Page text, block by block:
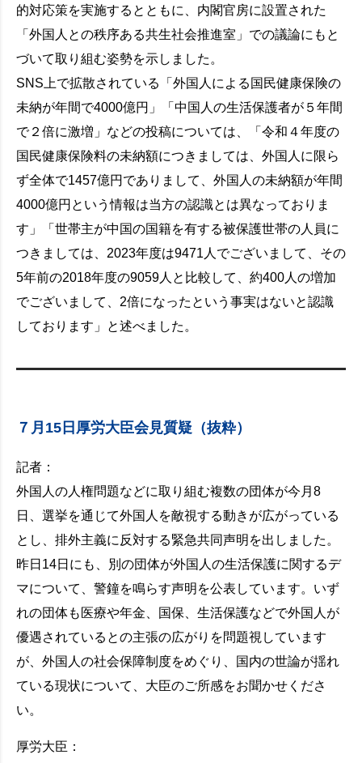
的対応策を実施するとともに、内閣官房に設置された
「外国人との秩序ある共生社会推進室」での議論にもと
づいて取り組む姿勢を示しました。
SNS上で拡散されている「外国人による国民健康保険の
未納が年間で4000億円」「中国人の生活保護者が５年間
で２倍に激増」などの投稿については、「令和４年度の
国民健康保険料の未納額につきましては、外国人に限ら
ず全体で1457億円でありまして、外国人の未納額が年間
4000億円という情報は当方の認識とは異なっておりま
す」「世帯主が中国の国籍を有する被保護世帯の人員に
つきましては、2023年度は9471人でございまして、その
5年前の2018年度の9059人と比較して、約400人の増加
でございまして、2倍になったという事実はないと認識
しております」と述べました。
７月15日厚労大臣会見質疑（抜粋）
記者：
外国人の人権問題などに取り組む複数の団体が今月8
日、選挙を通じて外国人を敵視する動きが広がっている
とし、排外主義に反対する緊急共同声明を出しました。
昨日14日にも、別の団体が外国人の生活保護に関するデ
マについて、警鐘を鳴らす声明を公表しています。いず
れの団体も医療や年金、国保、生活保護などで外国人が
優遇されているとの主張の広がりを問題視しています
が、外国人の社会保障制度をめぐり、国内の世論が揺れ
ている現状について、大臣のご所感をお聞かせくださ
い。
厚労大臣：